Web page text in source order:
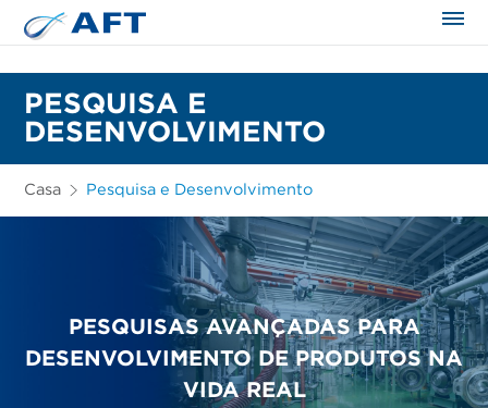
PESQUISA E
DESENVOLVIMENTO
Casa Pesquisa e Desenvolvimento
PESQUISAS AVANÇADAS PARA
DESENVOLVIMENTO DE PRODUTOS NA
VIDA REAL